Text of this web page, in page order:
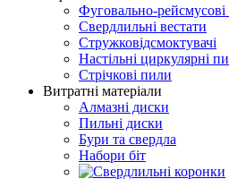
Фуговально-рейсмусові
Свердлильні вестати
Стружковідсмоктувачі
Настільні циркулярні
Стрічкові пили
Витратні матеріали
Алмазні диски
Пильні диски
Бури та свердла
Набори біт